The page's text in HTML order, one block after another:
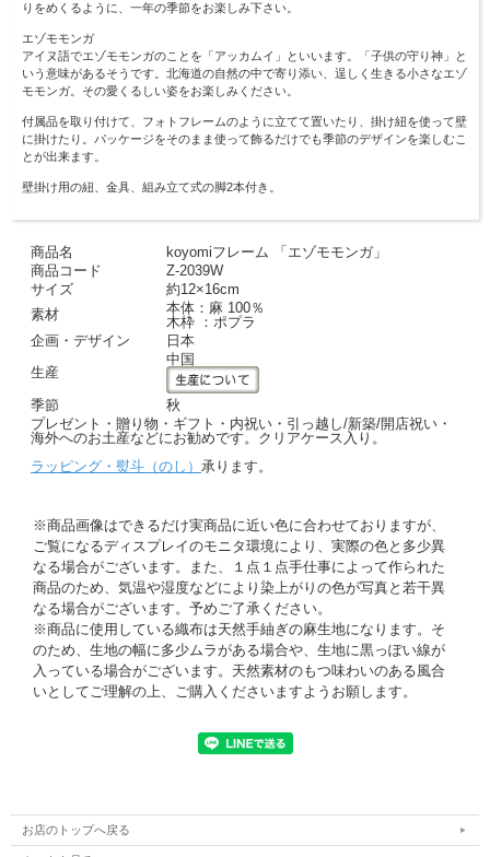
りをめくるように、一年の季節をお楽しみ下さい。
エゾモモンガ
アイヌ語でエゾモモンガのことを「アッカムイ」といいます。「子供の守り神」と
いう意味があるそうです。北海道の自然の中で寄り添い、逞しく生きる小さなエゾ
モモンガ。その愛くるしい姿をお楽しみください。
付属品を取り付けて、フォトフレームのように立てて置いたり、掛け紐を使って壁
に掛けたり。パッケージをそのまま使って飾るだけでも季節のデザインを楽しむこ
とが出来ます。
壁掛け用の紐、金具、組み立て式の脚2本付き。
商品名
koyomiフレーム 「エゾモモンガ」
商品コード
Z-2039W
サイズ
約12×16cm
素材
本体：麻 100％
木枠 ：ポプラ
企画・デザイン
日本
生産
中国
季節
秋
プレゼント・贈り物・ギフト・内祝い・引っ越し/新築/開店祝い・
海外へのお土産などにお勧めです。クリアケース入り。
ラッピング・熨斗（のし） 承ります。
※商品画像はできるだけ実商品に近い色に合わせておりますが、
ご覧になるディスプレイのモニタ環境により、実際の色と多少異
なる場合がございます。また、１点１点手仕事によって作られた
商品のため、気温や湿度などにより染上がりの色が写真と若干異
なる場合がございます。予めご了承ください。
※商品に使用している織布は天然手紬ぎの麻生地になります。そ
のため、生地の幅に多少ムラがある場合や、生地に黒っぽい線が
入っている場合がございます。天然素材のもつ味わいのある風合
いとしてご理解の上、ご購入くださいますようお願します。
お店のトップへ戻る